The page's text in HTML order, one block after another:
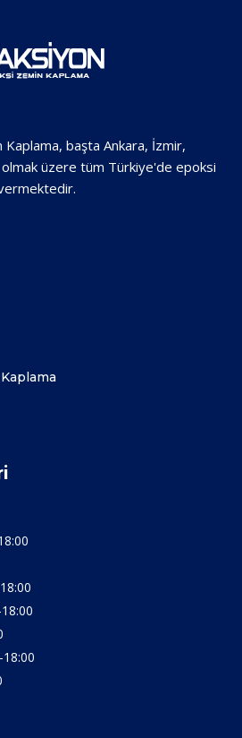
Kaplama, başta Ankara, İzmir,
üzere tüm Türkiye'de epoksi